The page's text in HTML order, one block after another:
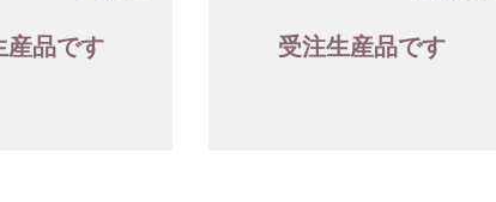
産品です 受注生産品です